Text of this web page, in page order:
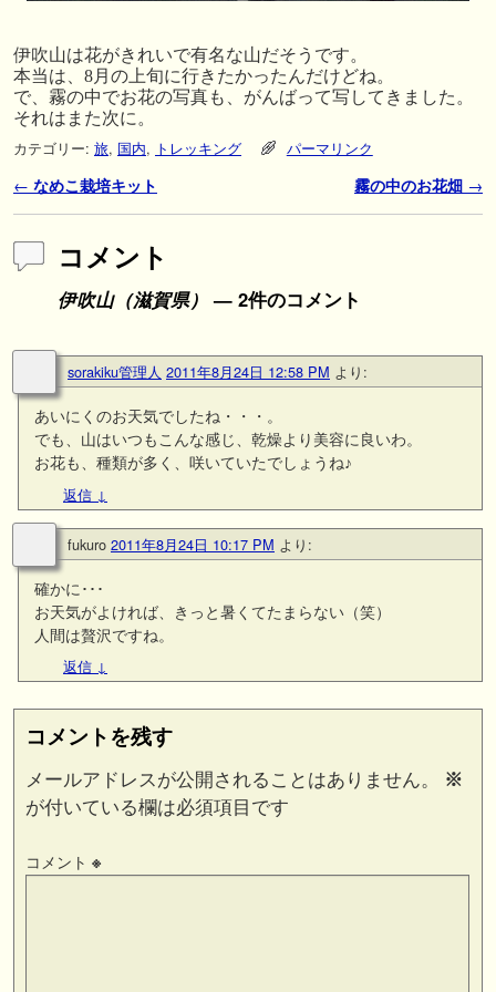
伊吹山は花がきれいで有名な山だそうです。
本当は、8月の上旬に行きたかったんだけどね。
で、霧の中でお花の写真も、がんばって写してきました。
それはまた次に。
カテゴリー: 旅, 国内, トレッキング パーマリンク
投稿ナビゲーション
← なめこ栽培キット 霧の中のお花畑 →
コメント
伊吹山（滋賀県） — 2件のコメント
sorakiku管理人 2011年8月24日 12:58 PM より:
あいにくのお天気でしたね・・・。
でも、山はいつもこんな感じ、乾燥より美容に良いわ。
お花も、種類が多く、咲いていたでしょうね♪
返信 ↓
fukuro 2011年8月24日 10:17 PM より:
確かに･･･
お天気がよければ、きっと暑くてたまらない（笑）
人間は贅沢ですね。
返信 ↓
コメントを残す
メールアドレスが公開されることはありません。
※
が付いている欄は必須項目です
コメント ※